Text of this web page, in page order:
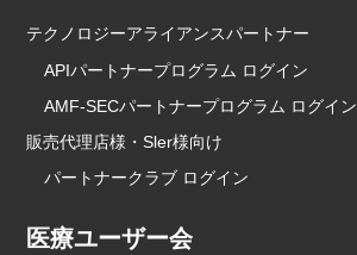
テクノロジーアライアンスパートナー
APIパートナープログラム ログイン
AMF-SECパートナープログラム ログイン
販売代理店様・Sler様向け
パートナークラブ ログイン
医療ユーザー会